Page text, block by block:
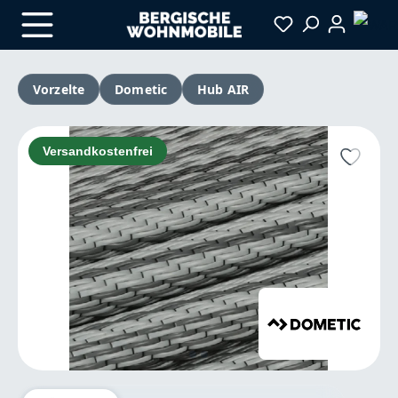
Zum Hauptinhalt springen
Vorzelte
Dometic Hub AIR
Bildergalerie überspringen
Versandkostenfrei